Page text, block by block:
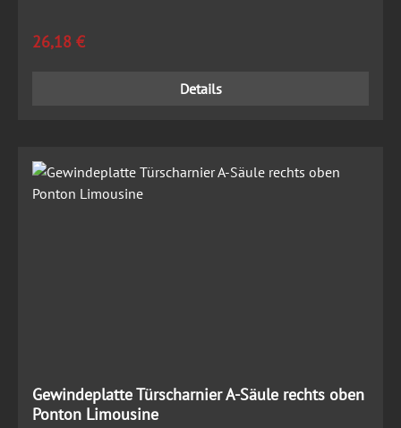
Regulärer Preis:
26,18 €
Details
Gewindeplatte Türscharnier A-Säule rechts oben
Ponton Limousine